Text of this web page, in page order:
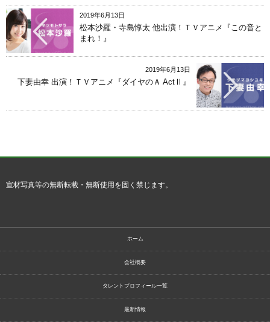
2019年6月13日
松本沙羅・寺島惇太 他出演！ＴＶアニメ『この音と
まれ！』
2019年6月13日
下妻由幸 出演！ＴＶアニメ『ダイヤのＡ ActⅡ』
宣材写真等の無断転載・無断使用を固く禁じます。
ホーム
会社概要
タレントプロフィール一覧
最新情報